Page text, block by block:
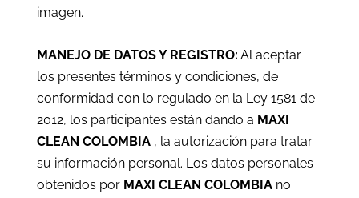
imagen.
MANEJO DE DATOS Y REGISTRO: Al aceptar
los presentes términos y condiciones, de
conformidad con lo regulado en la Ley 1581 de
2012, los participantes están dando a MAXI
CLEAN COLOMBIA , la autorización para tratar
su información personal. Los datos personales
obtenidos por MAXI CLEAN COLOMBIA no